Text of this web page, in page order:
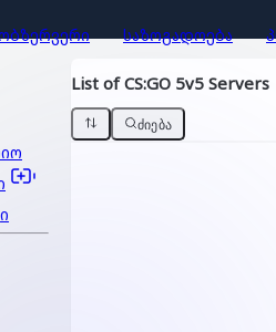
ᲡᲐᲖᲝᲒᲐᲓᲝᲔᲑᲐ
List of CS:GO 5v5 Servers
ᲫᲘᲔᲑᲐ